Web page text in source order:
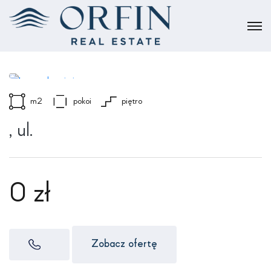
m2 pokoi piętro
, ul.
0 zł
Zobacz ofertę